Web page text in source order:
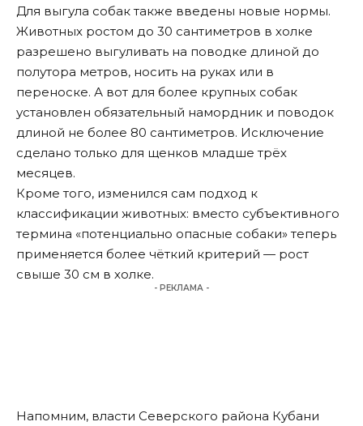
Для выгула собак также введены новые нормы.
Животных ростом до 30 сантиметров в холке
разрешено выгуливать на поводке длиной до
полутора метров, носить на руках или в
переноске. А вот для более крупных собак
установлен обязательный намордник и поводок
длиной не более 80 сантиметров. Исключение
сделано только для щенков младше трёх
месяцев.
Кроме того, изменился сам подход к
классификации животных: вместо субъективного
термина «потенциально опасные собаки» теперь
применяется более чёткий критерий — рост
свыше 30 см в холке.
- РЕКЛАМА -
Напомним, власти Северского района Кубани